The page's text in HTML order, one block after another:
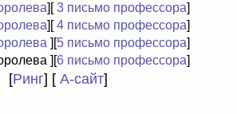
][3 письмо профессора]
][4 письмо профессора]
][5 письмо профессора]
][6 письмо профессора]
[Ринг] [ А-сайт]